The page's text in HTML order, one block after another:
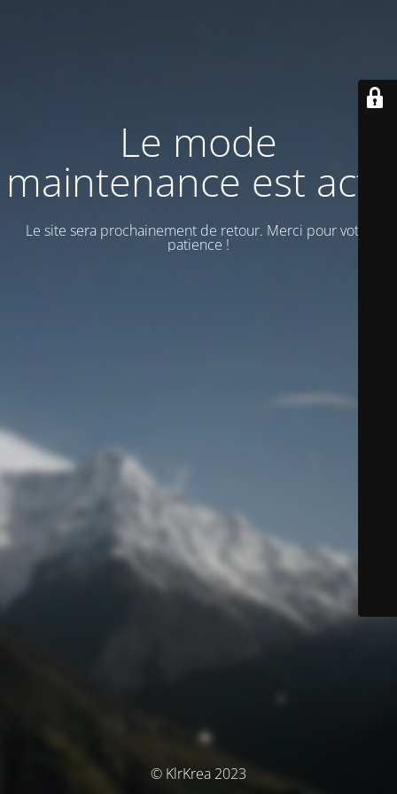
Le mode
maintenance est actif
Le site sera prochainement de retour. Merci pour votre
patience !
© KlrKrea 2023